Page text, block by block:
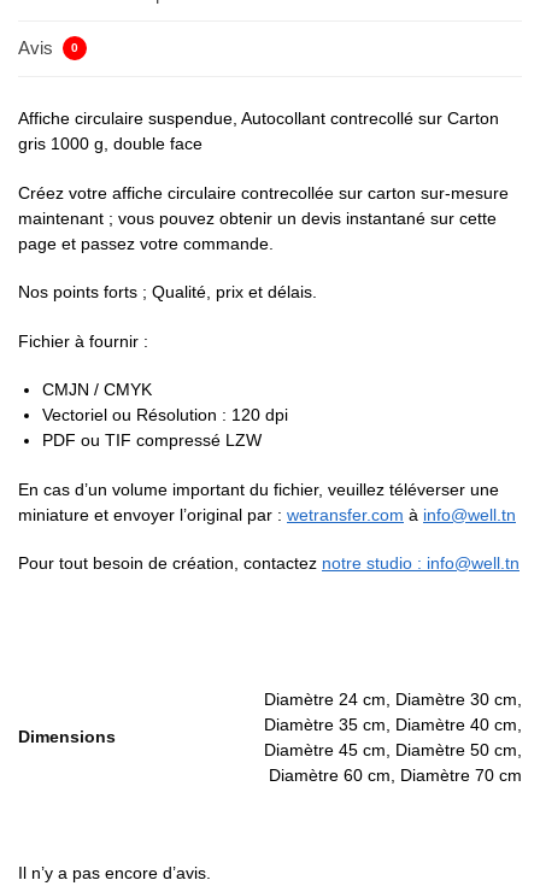
Avis 0
Affiche circulaire suspendue, Autocollant contrecollé sur Carton
gris 1000 g, double face
Créez votre affiche circulaire contrecollée sur carton sur-mesure
maintenant ; vous pouvez obtenir un devis instantané sur cette
page et passez votre commande.
Nos points forts ; Qualité, prix et délais.
Fichier à fournir :
CMJN / CMYK
Vectoriel ou Résolution : 120 dpi
PDF ou TIF compressé LZW
En cas d’un volume important du fichier, veuillez téléverser une
miniature et envoyer l’original par : wetransfer.com à info@well.tn
Pour tout besoin de création, contactez notre studio : info@well.tn
Dimensions
Diamètre 24 cm, Diamètre 30 cm,
Diamètre 35 cm, Diamètre 40 cm,
Diamètre 45 cm, Diamètre 50 cm,
Diamètre 60 cm, Diamètre 70 cm
Il n’y a pas encore d’avis.